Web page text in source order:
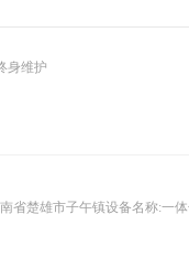
身维护
省楚雄市子午镇设备名称:一